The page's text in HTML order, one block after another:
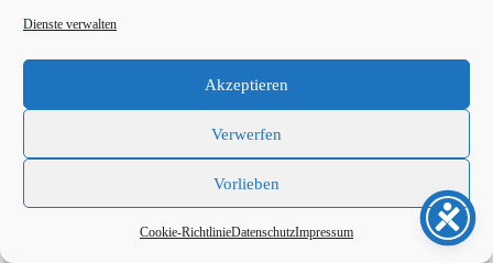
Dienste verwalten
Akzeptieren
Verwerfen
Vorlieben
Cookie-RichtlinieDatenschutzImpressum